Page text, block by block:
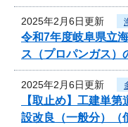
2025年2月6日更新
令和7年度岐阜県立
ス（プロパンガス）
2025年2月6日更新
【取止め】工建単
設改良（一般分）（